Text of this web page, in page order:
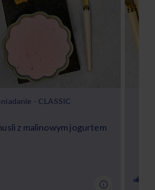
- CLASSIC
z malinowym jogurtem